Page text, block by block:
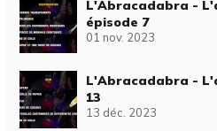
L'Abracadabra -
épisode 7
01 nov. 2023
L'Abracadabra -
13
13 déc. 2023